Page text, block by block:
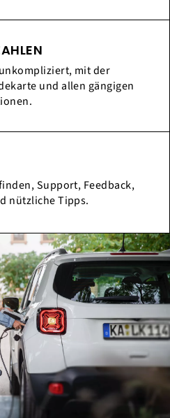
mit der
und allen gängigen
Support, Feedback,
nützliche Tipps.